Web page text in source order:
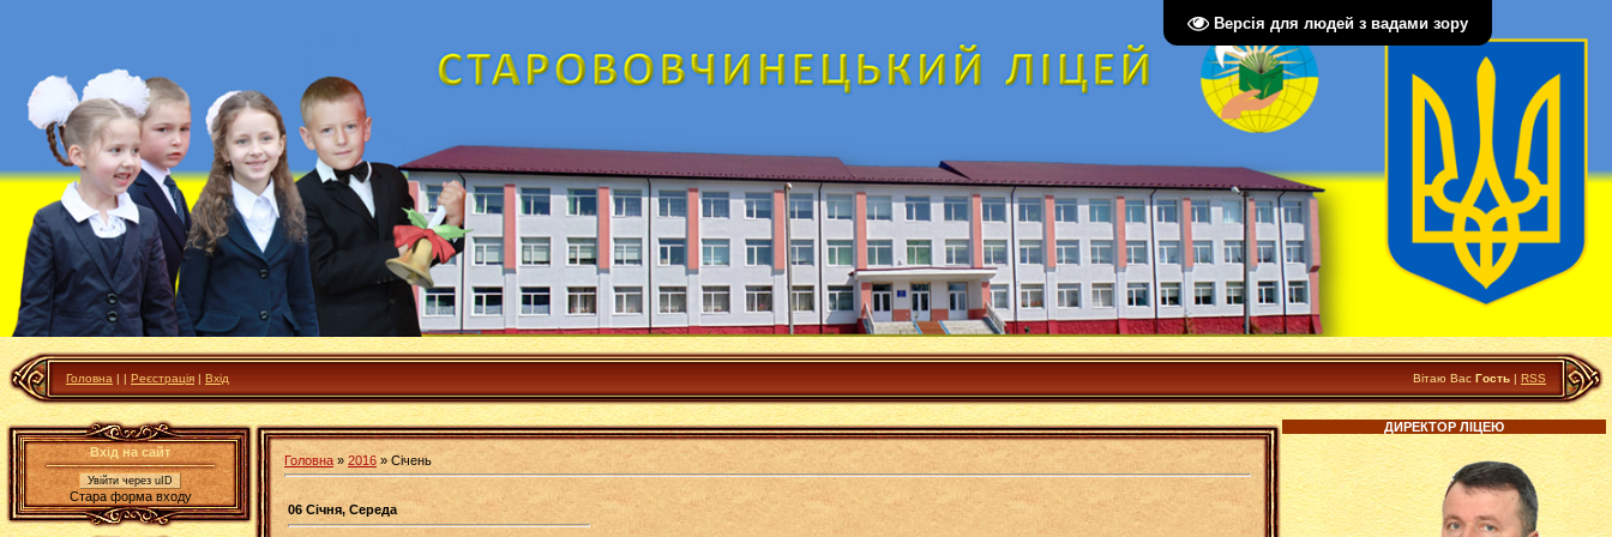
Версія для людей з вадами зору
Головна | | Реєстрація | Вхід Вітаю Вас Гость | RSS
Вхід на сайт
Увійти через uID
Стара форма входу
Головна » 2016 » Січень
06 Січня, Середа
ДИРЕКТОР ЛІЦЕЮ